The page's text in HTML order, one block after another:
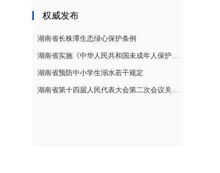
权威发布
湖南省长株潭生态绿心保护条例
湖南省实施《中华人民共和国未成年人保护法》若干规定
湖南省预防中小学生溺水若干规定
湖南省第十四届人民代表大会第二次会议关于湖南省人民代表大会常务委员会工作报告的决议